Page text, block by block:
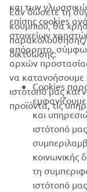
ΕΤΑΙΡΕΊΑ
B2B
ΠΕΡΙΣΣΌΤΕΡΑ
SUPPORT
και των
επίσης cookies
στοιχείων
απόρρητο,
αρχών
να κατανοήσουμε
ιστότοπό μας και
προϊόντα, τις
Εάν δώσετε τη
κουμπιού, θα
παρακολούθησης/
δικτύωσης:
Cookies
και
ιστότοπό
κοινωνικής
τη
ιστότοπό